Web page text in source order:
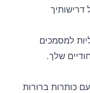
דרישותיך
למסמכים
שלך.
כותרות ברורות